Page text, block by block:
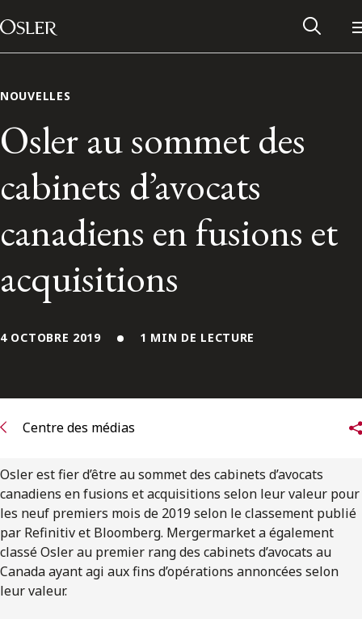
Passer au contenu
Main Navigation
Réseau des anciens d’Osler
Contactez-nous
S’abonner aux articles Osler
S’abonner
NOUVELLES
Osler au sommet des
cabinets d’avocats
canadiens en fusions et
acquisitions
4 OCTOBRE 2019 1 MIN DE LECTURE
Centre des médias
Osler est fier d’être au sommet des cabinets d’avocats
canadiens en fusions et acquisitions selon leur valeur pour
les neuf premiers mois de 2019 selon le classement publié
par Refinitiv et Bloomberg. Mergermarket a également
classé Osler au premier rang des cabinets d’avocats au
Canada ayant agi aux fins d’opérations annoncées selon
leur valeur.